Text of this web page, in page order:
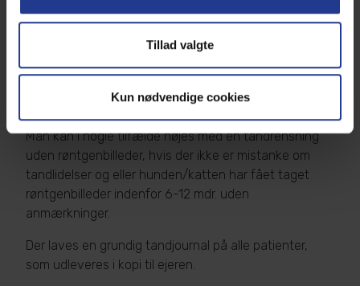
Tillad valgte
Kun nødvendige cookies
Undervejs i behandlingen ringer vi ejer op, hvis der er
tegn på tandlidelser, der kræver yderligere behandling
eller udtræk. Dette kan i nogle tilfælde udføres
over 2 bedøvelser.
Man kan i nogle tilfælde nøjes med en tandrensning
uden røntgenbilleder, hvis der ikke er mistanke om
tandlidelser og eller hunden/katten har fået taget
røntgenbilleder indenfor 6-12 mdr. uden
anmærkninger.
Der laves en grundig tandjournal på alle patienter,
som udleveres i kopi til ejeren.